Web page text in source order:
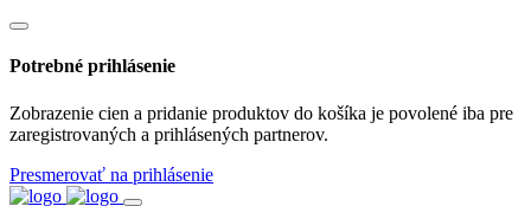
Potrebné prihlásenie
Zobrazenie cien a pridanie produktov do košíka je povolené iba pre
zaregistrovaných a prihlásených partnerov.
Presmerovať na prihlásenie